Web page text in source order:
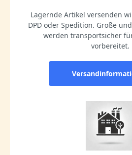
Lagernde Artikel versenden
DPD oder Spedition. Große
werden transportsicher
vorbereitet.